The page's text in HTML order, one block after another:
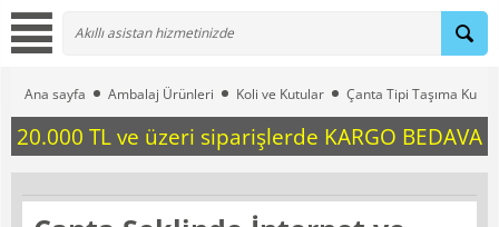
Ana sayfa Ambalaj Ürünleri Koli ve Kutular Çanta Tipi Taşıma
20.000 TL ve üzeri siparişlerde KARGO BEDAVA